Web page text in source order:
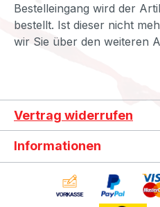
Bestelleingang wird der
bestellt. Ist dieser nicht
wir Sie über den weiteren
Vertrag widerrufen
Informationen